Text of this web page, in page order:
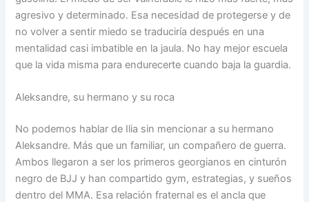
agresivo y determinado. Esa necesidad de protegerse y de
no volver a sentir miedo se traduciría después en una
mentalidad casi imbatible en la jaula. No hay mejor escuela
que la vida misma para endurecerte cuando baja la guardia.
Aleksandre, su hermano y su roca
No podemos hablar de Ilia sin mencionar a su hermano
Aleksandre. Más que un familiar, un compañero de guerra.
Ambos llegaron a ser los primeros georgianos en cinturón
negro de BJJ y han compartido gym, estrategias, y sueños
dentro del MMA. Esa relación fraternal es el ancla que